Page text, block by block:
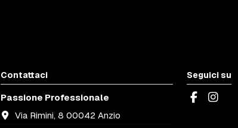
Contattaci
Passione Professionale
Via Rimini, 8 00042 Anzio
Seguici su